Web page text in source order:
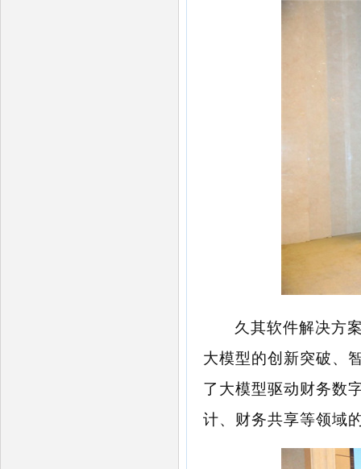
久其软件解决方
大模型的创新突破、
了大模型驱动财务数
计、财务共享等领域